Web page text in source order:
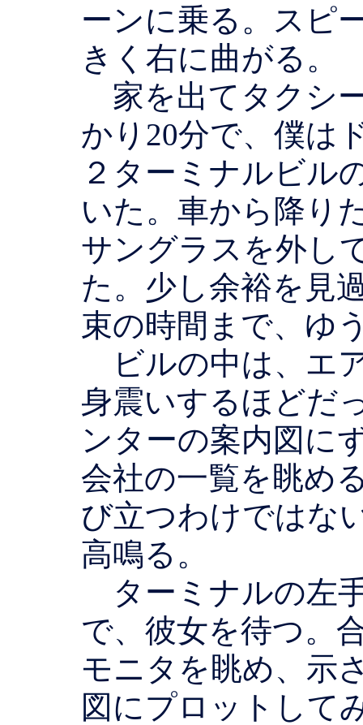
ーンに乗る。スピ
きく右に曲がる。
家を出てタクシ
かり20分で、僕は
２ターミナルビル
いた。車から降り
サングラスを外し
た。少し余裕を見
束の時間まで、ゆ
ビルの中は、エ
身震いするほどだ
ンターの案内図に
会社の一覧を眺め
び立つわけではな
高鳴る。
ターミナルの左
で、彼女を待つ。
モニタを眺め、示
図にプロットして